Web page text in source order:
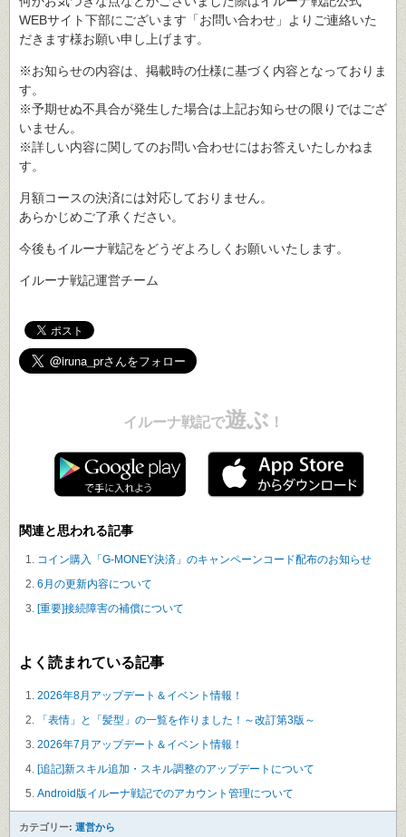
WEBサイト下部にございます「お問い合わせ」よりご連絡いた
だきます様お願い申し上げます。
※お知らせの内容は、掲載時の仕様に基づく内容となっておりま
す。
※予期せぬ不具合が発生した場合は上記お知らせの限りではござ
いません。
※詳しい内容に関してのお問い合わせにはお答えいたしかねま
す。
月額コースの決済には対応しておりません。
あらかじめご了承ください。
今後もイルーナ戦記をどうぞよろしくお願いいたします。
イルーナ戦記運営チーム
イルーナ戦記で遊ぶ ！
関連と思われる記事
コイン購入「G-MONEY決済」のキャンペーンコード配布のお知らせ
6月の更新内容について
[重要]接続障害の補償について
よく読まれている記事
2026年8月アップデート＆イベント情報！
「表情」と「髪型」の一覧を作りました！～改訂第3版～
2026年7月アップデート＆イベント情報！
[追記]新スキル追加・スキル調整のアップデートについて
Android版イルーナ戦記でのアカウント管理について
カテゴリー: 運営から